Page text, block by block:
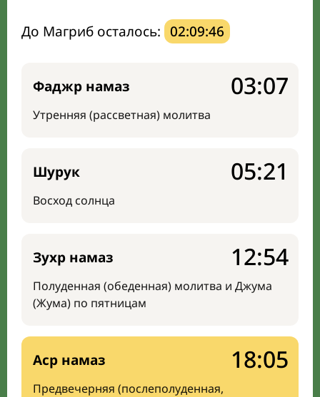
До Магриб осталось: 02:09:45
Фаджр намаз
Утренняя (рассветная) молитва
03:07
Шурук
Восход солнца
05:21
Зухр намаз
Полуденная (обеденная) молитва и Джума
(Жума) по пятницам
12:54
Аср намаз
Предвечерняя (послеполуденная,
18:05